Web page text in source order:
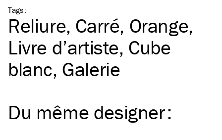
Tags:
Reliure Carré Orange
Livre d’artiste Cube
blanc Galerie
Du même designer: